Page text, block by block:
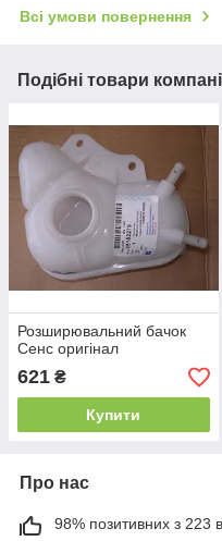
Всі умови повернення
Подібні товари
Розширювальний бачок
Сенс оригінал
621 ₴
Купити
Про нас
98% позитивних з 223